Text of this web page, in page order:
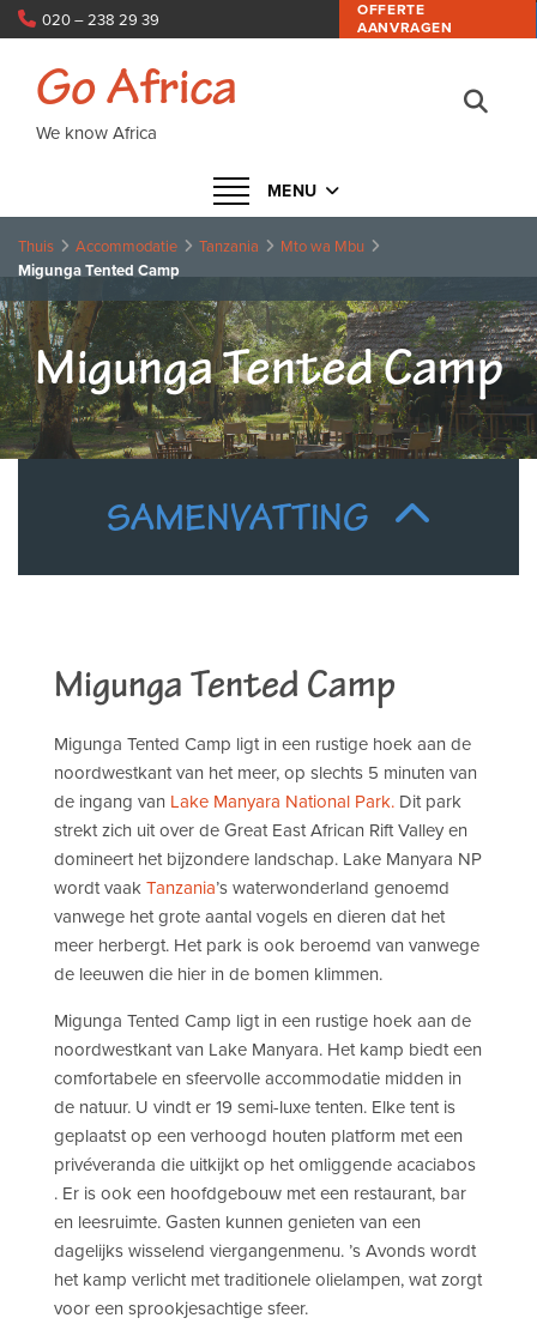
OFFERTE
AANVRAGEN
020 – 238 29 39
Navigatie in- of uitklappen
MENU
Go Africa
We know Africa
Thuis Accommodatie Tanzania
Mto wa Mbu
Migunga Tented Camp
Migunga Tented Camp
SAMENVATTING
Migunga Tented Camp
Migunga Tented Camp ligt in een rustige hoek aan de
noordwestkant van het meer, op slechts 5 minuten van
de ingang van Lake Manyara National Park. Dit park
strekt zich uit over de Great East African Rift Valley en
domineert het bijzondere landschap. Lake Manyara NP
wordt vaakTanzania’s waterwonderland genoemd
vanwege het grote aantal vogels en dieren dat het
meer herbergt. Het park is ook beroemd van vanwege
de leeuwen die hier in de bomen klimmen.
Migunga Tented Camp ligt in een rustige hoek aan de
noordwestkant van Lake Manyara. Het kamp biedt een
comfortabele en sfeervolle accommodatie midden in
de natuur. U vindt er19 semi-luxe tenten. Elke tent is
geplaatst op een verhoogd houten platform met een
privéveranda die uitkijkt op het omliggende acaciabos
. Er is ook een hoofdgebouw met een restaurant, bar
en leesruimte. Gasten kunnen genieten van een
dagelijks wisselend viergangenmenu. ’s Avonds wordt
het kamp verlicht met traditionele olielampen, wat zorgt
voor een sprookjesachtige sfeer.